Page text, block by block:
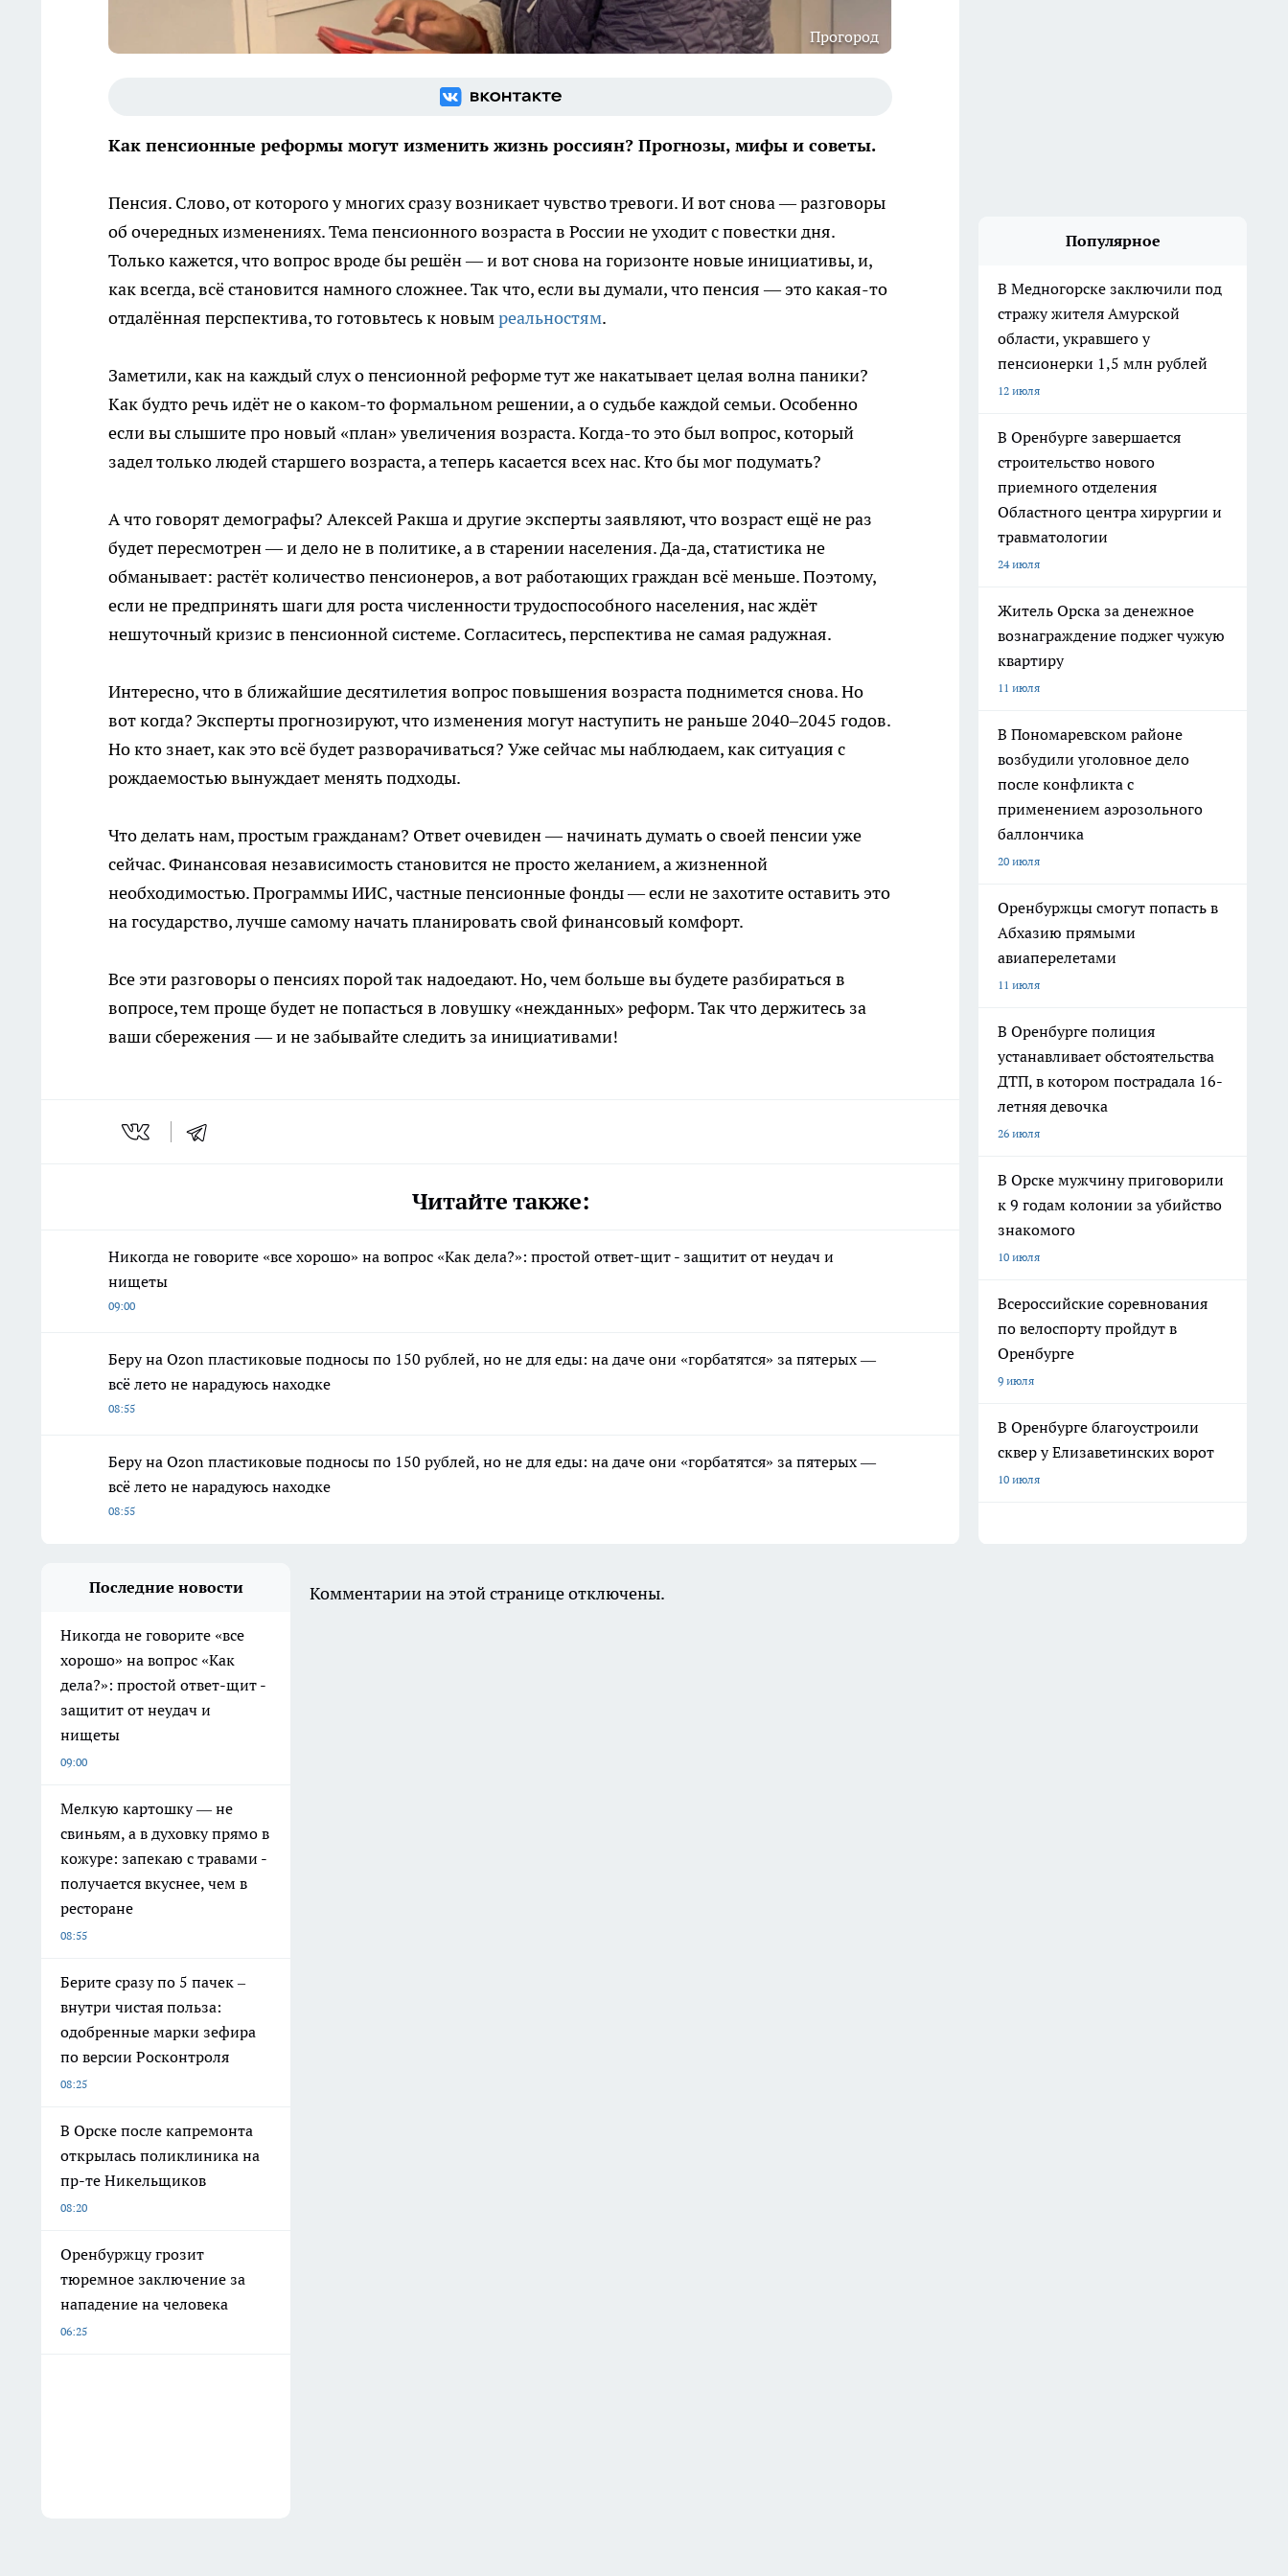
Прогород
Как пенсионные реформы могут изменить жизнь россиян? Прогнозы, мифы и советы.
Пенсия. Слово, от которого у многих сразу возникает чувство тревоги. И вот снова — разговоры
об очередных изменениях. Тема пенсионного возраста в России не уходит с повестки дня.
Только кажется, что вопрос вроде бы решён — и вот снова на горизонте новые инициативы, и,
как всегда, всё становится намного сложнее. Так что, если вы думали, что пенсия — это какая-то
отдалённая перспектива, то готовьтесь к новымреальностям.
Заметили, как на каждый слух о пенсионной реформе тут же накатывает целая волна паники?
Как будто речь идёт не о каком-то формальном решении, а о судьбе каждой семьи. Особенно
если вы слышите про новый «план» увеличения возраста. Когда-то это был вопрос, который
задел только людей старшего возраста, а теперь касается всех нас. Кто бы мог подумать?
А что говорят демографы? Алексей Ракша и другие эксперты заявляют, что возраст ещё не раз
будет пересмотрен — и дело не в политике, а в старении населения. Да-да, статистика не
обманывает: растёт количество пенсионеров, а вот работающих граждан всё меньше. Поэтому,
если не предпринять шаги для роста численности трудоспособного населения, нас ждёт
нешуточный кризис в пенсионной системе. Согласитесь, перспектива не самая радужная.
Интересно, что в ближайшие десятилетия вопрос повышения возраста поднимется снова. Но
вот когда? Эксперты прогнозируют, что изменения могут наступить не раньше 2040–2045 годов.
Но кто знает, как это всё будет разворачиваться? Уже сейчас мы наблюдаем, как ситуация с
рождаемостью вынуждает менять подходы.
Что делать нам, простым гражданам? Ответ очевиден — начинать думать о своей пенсии уже
сейчас. Финансовая независимость становится не просто желанием, а жизненной
необходимостью. Программы ИИС, частные пенсионные фонды — если не захотите оставить это
на государство, лучше самому начать планировать свой финансовый комфорт.
Все эти разговоры о пенсиях порой так надоедают. Но, чем больше вы будете разбираться в
вопросе, тем проще будет не попасться в ловушку «нежданных» реформ. Так что держитесь за
ваши сбережения — и не забывайте следить за инициативами!
Читайте также:
Никогда не говорите «все хорошо» на вопрос «Как дела?»: простой ответ-щит - защитит от неудач и
нищеты
09:00
Беру на Ozon пластиковые подносы по 150 рублей, но не для еды: на даче они «горбатятся» за пятерых —
всё лето не нарадуюсь находке
08:55
Беру на Ozon пластиковые подносы по 150 рублей, но не для еды: на даче они «горбатятся» за пятерых —
всё лето не нарадуюсь находке
08:55
Популярное
В Медногорске заключили под
стражу жителя Амурской
области, укравшего у
пенсионерки 1,5 млн рублей
12 июля
В Оренбурге завершается
строительство нового
приемного отделения
Областного центра хирургии и
травматологии
24 июля
Житель Орска за денежное
вознаграждение поджег чужую
квартиру
11 июля
В Пономаревском районе
возбудили уголовное дело
после конфликта с
применением аэрозольного
баллончика
20 июля
Оренбуржцы смогут попасть в
Абхазию прямыми
авиаперелетами
11 июля
В Оренбурге полиция
устанавливает обстоятельства
ДТП, в котором пострадала 16-
летняя девочка
26 июля
В Орске мужчину приговорили
к 9 годам колонии за убийство
знакомого
10 июля
Всероссийские соревнования
по велоспорту пройдут в
Оренбурге
9 июля
В Оренбурге благоустроили
сквер у Елизаветинских ворот
10 июля
Последние новости
Никогда не говорите «все
хорошо» на вопрос «Как
дела?»: простой ответ-щит -
защитит от неудач и
нищеты
09:00
Мелкую картошку — не
свиньям, а в духовку прямо в
кожуре: запекаю с травами -
получается вкуснее, чем в
ресторане
08:55
Берите сразу по 5 пачек –
внутри чистая польза:
одобренные марки зефира
по версии Росконтроля
08:25
В Орске после капремонта
открылась поликлиника на
пр-те Никельщиков
08:20
Оренбуржцу грозит
тюремное заключение за
нападение на человека
06:25
Комментарии на этой странице отключены.